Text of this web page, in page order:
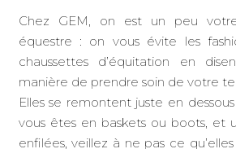
Chez GEM, on est un peu
équestre : on vous évite les
chaussettes d’équitation en
manière de prendre soin de votre
Elles se remontent juste en
vous êtes en baskets ou boots, et
enfilées, veillez à ne pas ce